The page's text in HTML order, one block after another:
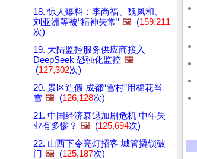
18. 惊人爆料：李尚福、魏凤和、
刘亚洲等被“精神失常” 🖼️ (159,211
次)
19. 大陆监控服务供应商接入
DeepSeek 恐强化监控 🖼️
(127,302次)
20. 景区造假 成都“雪村”用棉花当
雪 🖼️ (126,128次)
21. 中国经济衰退加剧危机 中年失
业有多惨？ 🖼️ (125,694次)
22. 山西下令亮灯招客 城管撬锁破
门 🖼️ (125,187次)